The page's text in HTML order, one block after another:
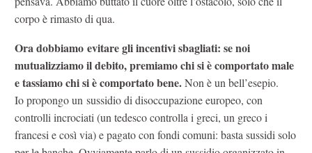
corpo è rimasto di qua.
Ora dobbiamo evitare gli incentivi sbagliati: se noi
mutualizziamo il debito, premiamo chi si è comportato male
e tassiamo chi si è comportato bene.Non è un bell’esepio.
Io propongo un sussidio di disoccupazione europeo, con
controlli incrociati (un tedesco controlla i greci, un greco i
francesi e così via) e pagato con fondi comuni: basta sussidi solo